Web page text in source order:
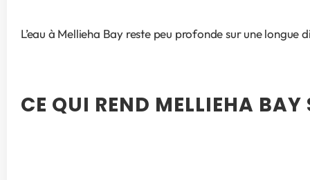
L’eau à Mellieha Bay reste peu profonde sur une
CE QUI REND MELLIEHA BAY